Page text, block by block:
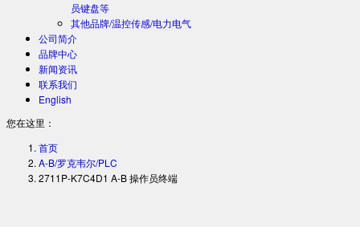
员键盘等
其他品牌/温控传感/电力电气
公司简介
品牌中心
新闻资讯
联系我们
English
您在这里：
首页
A-B/罗克韦尔/PLC
2711P-K7C4D1 A-B 操作员终端